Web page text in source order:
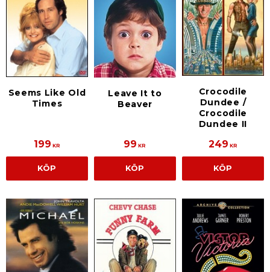
Seems Like Old
Times
199 KR
KÖP
Leave It to
Beaver
99 KR
KÖP
Crocodile
Dundee /
Crocodile
Dundee II
249 KR
KÖP